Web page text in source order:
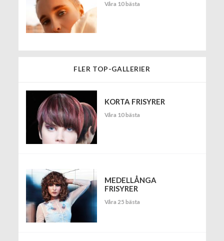
Våra 10 bästa
FLER TOP-GALLERIER
KORTA FRISYRER
Våra 10 bästa
MEDELLÅNGA
FRISYRER
Våra 25 bästa